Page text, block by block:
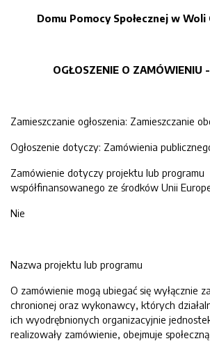
Domu Pomocy Społecznej w Woli
OGŁOSZENIE O
Zamieszczanie ogłoszenia: Zamieszczanie
Ogłoszenie dotyczy: Zamówienia
Zamówienie dotyczy projektu lub programu
współfinansowanego ze środków Unii
Nie
Nazwa projektu lub programu
O zamówienie mogą ubiegać się wyłącznie
chronionej oraz wykonawcy, których
ich wyodrębnionych organizacyjnie
realizowały zamówienie, obejmuje